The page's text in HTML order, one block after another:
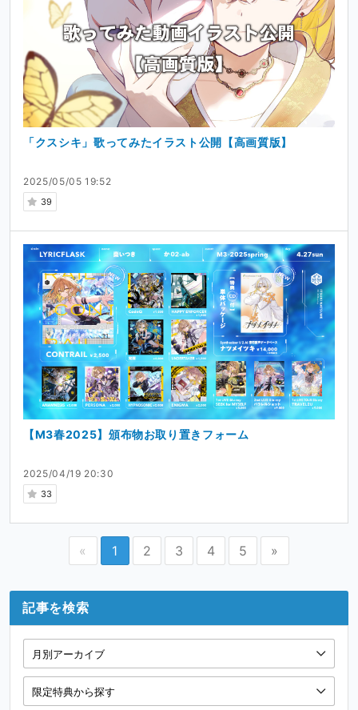
2025/05/05 19:52
39
「クスシキ」歌ってみたイラスト公開【高画質版】
2025/04/19 20:30
33
【M3春2025】頒布物お取り置きフォーム
« 1 2 3 4 5 »
記事を検索